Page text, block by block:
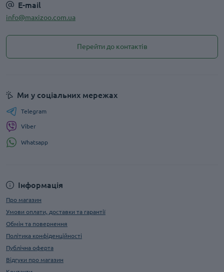
E-mail
info@maxizoo.com.ua
Перейти до контактів
Інформація
Про магазин
Умови оплати, доставки та гарантії
Обмін та повернення
Політика конфіденційності
Публічна оферта
Відгуки про магазин
Ми у соціальних мережах
Telegram
Viber
Whatsapp